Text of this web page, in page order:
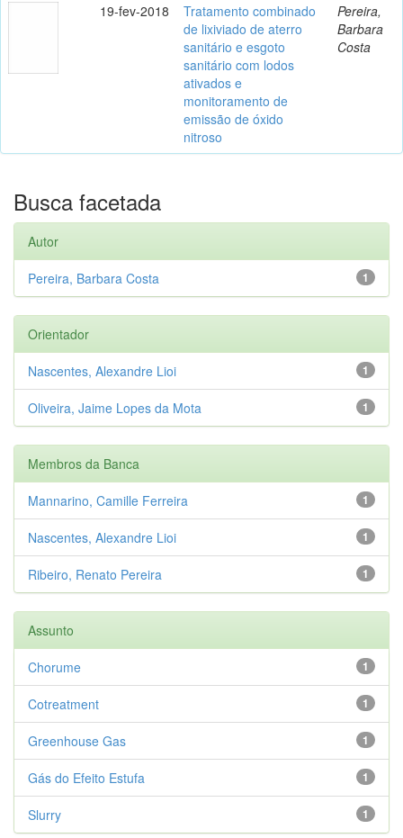
19-fev-2018
Tratamento combinado
de lixiviado de aterro
sanitário e esgoto
sanitário com lodos
ativados e
monitoramento de
emissão de óxido
nitroso
Pereira,
Barbara
Costa
Busca facetada
Autor
1
Pereira, Barbara Costa
Orientador
1
Nascentes, Alexandre Lioi
1
Oliveira, Jaime Lopes da Mota
Membros da Banca
1
Mannarino, Camille Ferreira
1
Nascentes, Alexandre Lioi
1
Ribeiro, Renato Pereira
Assunto
1
Chorume
1
Cotreatment
1
Greenhouse Gas
1
Gás do Efeito Estufa
1
Slurry